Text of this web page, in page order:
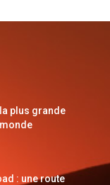
plus grande
: une route